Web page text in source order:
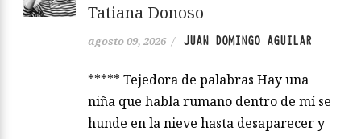
Tatiana Donoso
agosto 09, 2026 / JUAN DOMINGO AGUILAR
***** Tejedora de palabras Hay una
niña que habla rumano dentro de mí se
hunde en la nieve hasta desaparecer y